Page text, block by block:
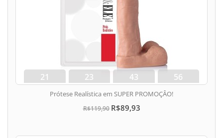
21
dias
23
hora
43
min
56
seg
Prótese Realística em SUPER PROMOÇÂO!
R$119,90 R$89,93